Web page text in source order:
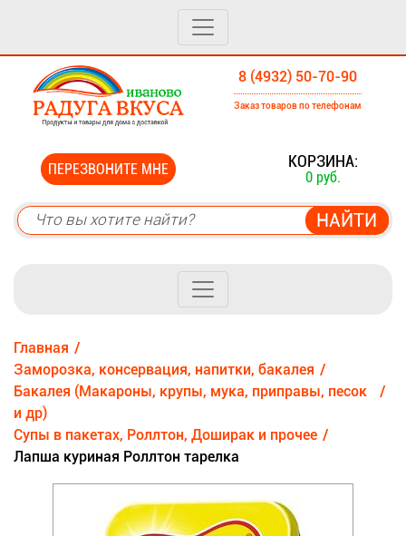
8 (4932) 50-70-90
Заказ товаров по телефонам
ПЕРЕЗВОНИТЕ МНЕ КОРЗИНА:
0 руб.
Главная
Заморозка, консервация, напитки, бакалея
Бакалея (Макароны, крупы, мука, приправы, песок
и др)
Супы в пакетах, Роллтон, Доширак и прочее
Лапша куриная Роллтон тарелка